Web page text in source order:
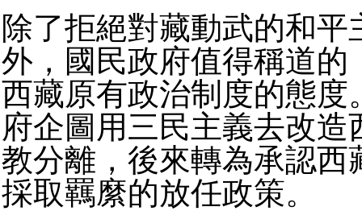
除了拒絕對藏動武的和平
外，國民政府值得稱道的
西藏原有政治制度的態度
府企圖用三民主義去改造
教分離，後來轉為承認西
採取羈縻的放任政策。